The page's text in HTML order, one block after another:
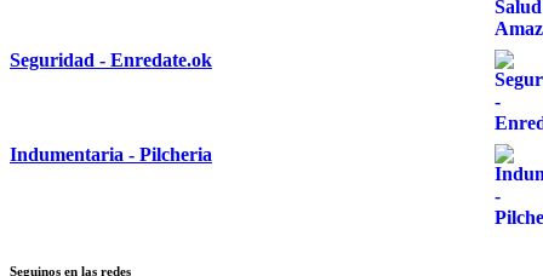
Seguridad - Enredate.ok
Indumentaria - Pilcheria
Seguinos en las redes